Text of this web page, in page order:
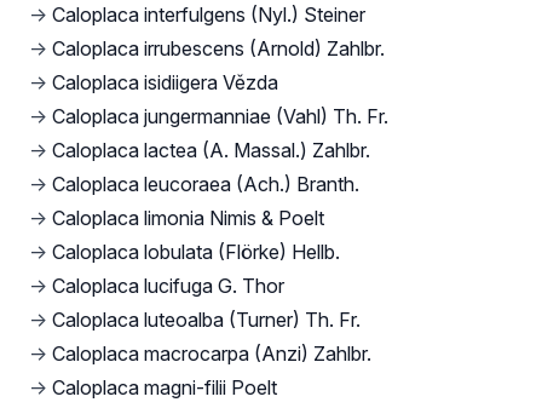
→ Caloplaca interfulgens (Nyl.) Steiner
→ Caloplaca irrubescens (Arnold) Zahlbr.
→ Caloplaca isidiigera Vězda
→ Caloplaca jungermanniae (Vahl) Th. Fr.
→ Caloplaca lactea (A. Massal.) Zahlbr.
→ Caloplaca leucoraea (Ach.) Branth.
→ Caloplaca limonia Nimis & Poelt
→ Caloplaca lobulata (Flörke) Hellb.
→ Caloplaca lucifuga G. Thor
→ Caloplaca luteoalba (Turner) Th. Fr.
→ Caloplaca macrocarpa (Anzi) Zahlbr.
→ Caloplaca magni-filii Poelt